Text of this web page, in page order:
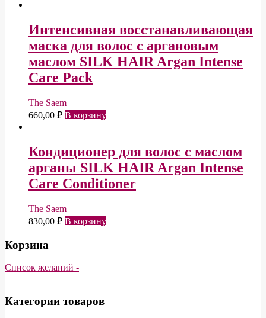
Интенсивная восстанавливающая
маска для волос с аргановым
маслом SILK HAIR Argan Intense
Care Pack
The Saem
660,00 ₽ В корзину
Кондиционер для волос с маслом
арганы SILK HAIR Argan Intense
Care Conditioner
The Saem
830,00 ₽ В корзину
Корзина
Список желаний -
Категории товаров